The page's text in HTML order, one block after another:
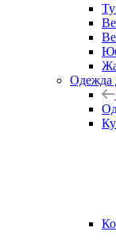
Одежда